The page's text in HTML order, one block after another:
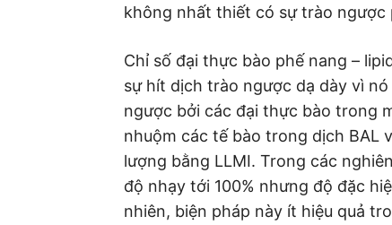
không nhất thiết có sự trào ngược
Chỉ số đại thực bào phế nang –
sự hít dịch trào ngược dạ dày vì
ngược bởi các đại thực bào trong
nhuộm các tế bào trong dịch BAL
lượng bằng LLMI. Trong các
độ nhạy tới 100% nhưng độ đặc
nhiên, biện pháp này ít hiệu quả